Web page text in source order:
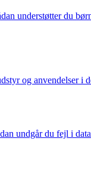
understøtter du
og anvendelser i
undgår du fejl i